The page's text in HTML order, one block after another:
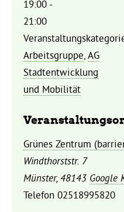
Sylvia Rietenberg, MdB
Dorothea Deppermann,
Josefine Paul, MdL
Robin Korte, MdL
Daniel Freund, MdEP
Delegierte
19:00 -
21:00
Arbeitsgruppe ,AG
Stadtentwicklung
und Mobilität
Grünes Zentrum
Windthorststr. 7
Münster, 48143 Google
Telefon 02518995820